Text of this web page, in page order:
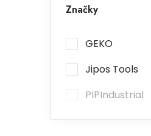
Značky
GEKO
Jipos Tools
PIPIndustrial